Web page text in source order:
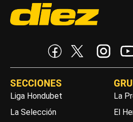
SECCIONES
Liga Hondubet
La Selección
La
El